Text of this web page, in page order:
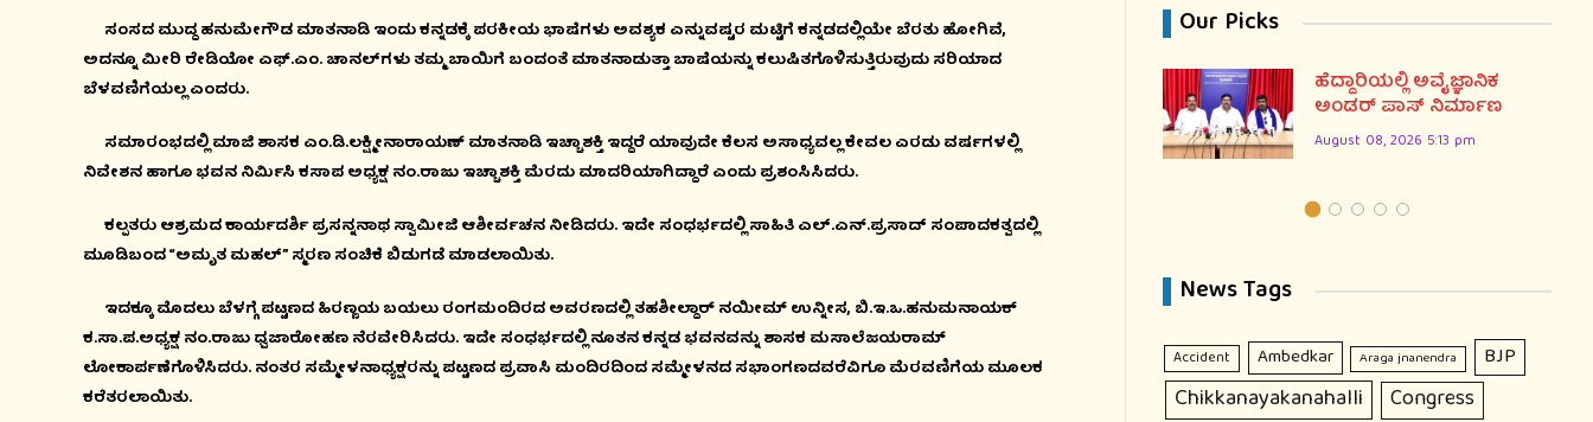
ಸಂಸದ ಮುದ್ದ ಹನುಮೇಗೌಡ ಮಾತನಾಡಿ ಇಂದು ಕನ್ನಡಕ್ಕೆ ಪರಕೀಯ ಭಾಷೆಗಳು ಅವಶ್ಯಕ ಎನ್ನುವಷ್ಟರ ಮಟ್ಟಿಗೆ ಕನ್ನಡದಲ್ಲಿಯೇ ಬೆರತು ಹೋಗಿವೆ,
ಅದನ್ನೂ ಮೀರಿ ರೇಡಿಯೋ ಎಫ್.ಎಂ. ಚಾನಲ್‍ಗಳು ತಮ್ಮ ಬಾಯಿಗೆ ಬಂದಂತೆ ಮಾತನಾಡುತ್ತಾ ಬಾಷೆಯನ್ನು ಕಲುಷಿತಗೊಳಿಸುತ್ತಿರುವುದು ಸರಿಯಾದ
ಬೆಳವಣಿಗೆಯಲ್ಲ ಎಂದರು.
ಸಮಾರಂಭದಲ್ಲಿ ಮಾಜಿ ಶಾಸಕ ಎಂ.ಡಿ.ಲಕ್ಷ್ಮೀನಾರಾಯಣ್ ಮಾತನಾಡಿ ಇಚ್ಚಾಶಕ್ತಿ ಇದ್ದರೆ ಯಾವುದೇ ಕೆಲಸ ಅಸಾಧ್ಯವಲ್ಲ ಕೇವಲ ಎರಡು ವರ್ಷಗಳಲ್ಲಿ
ನಿವೇಶನ ಹಾಗೂ ಭವನ ನಿರ್ಮಿಸಿ ಕಸಾಪ ಅಧ್ಯಕ್ಷ ನಂ.ರಾಜು ಇಚ್ಚಾಶಕ್ತಿ ಮೆರದು ಮಾದರಿಯಾಗಿದ್ದಾರೆ ಎಂದು ಪ್ರಶಂಸಿಸಿದರು.
ಕಲ್ಪತರು ಆಶ್ರಮದ ಕಾರ್ಯದರ್ಶಿ ಪ್ರಸನ್ನನಾಥ ಸ್ವಾಮೀಜಿ ಆಶೀರ್ವಚನ ನೀಡಿದರು. ಇದೇ ಸಂಧರ್ಭದಲ್ಲಿ ಸಾಹಿತಿ ಎಲ್.ಎನ್.ಪ್ರಸಾದ್ ಸಂಪಾದಕತ್ವದಲ್ಲಿ
ಮೂಡಿಬಂದ “ಅಮೃತ ಮಹಲ್” ಸ್ಮರಣ ಸಂಚಿಕೆ ಬಿಡುಗಡೆ ಮಾಡಲಾಯಿತು.
ಇದಕ್ಕೂ ಮೊದಲು ಬೆಳಗ್ಗೆ ಪಟ್ಟಣದ ಹಿರಣ್ಣಯ ಬಯಲು ರಂಗಮಂದಿರದ ಅವರಣದಲ್ಲಿ ತಹಶೀಲ್ದಾರ್ ನಯೀಮ್ ಉನ್ನೀಸ, ಬಿ.ಇ.ಒ.ಹನುಮನಾಯಕ್
ಕ.ಸಾ.ಪ.ಅಧ್ಯಕ್ಷ ನಂ.ರಾಜು ಧ್ವಜಾರೋಹಣ ನೆರವೇರಿಸಿದರು. ಇದೇ ಸಂಧರ್ಭದಲ್ಲಿ ನೂತನ ಕನ್ನಡ ಭವನವನ್ನು ಶಾಸಕ ಮಸಾಲೆಜಯರಾಮ್
ಲೋಕಾರ್ಪಣೆಗೊಳಿಸಿದರು. ನಂತರ ಸಮ್ಮೇಳನಾಧ್ಯಕ್ಷರನ್ನು ಪಟ್ಟಣದ ಪ್ರವಾಸಿ ಮಂದಿರದಿಂದ ಸಮ್ಮೇಳನದ ಸಭಾಂಗಣದವರೆವಿಗೂ ಮೆರವಣಿಗೆಯ ಮೂಲಕ
ಕರೆತರಲಾಯಿತು.
Our Picks
August 08, 2026 4:28 pm
ಹೆದ್ದಾರಿಯಲ್ಲಿ ಅವೈಜ್ಞಾನಿಕ
ಅಂಡರ್ ಪಾಸ್ ನಿರ್ಮಾಣ
August 08, 2026 5:13 pm
News Tags
Accident Ambedkar Araga jnanendra BJP
Chikkanayakanahalli Congress